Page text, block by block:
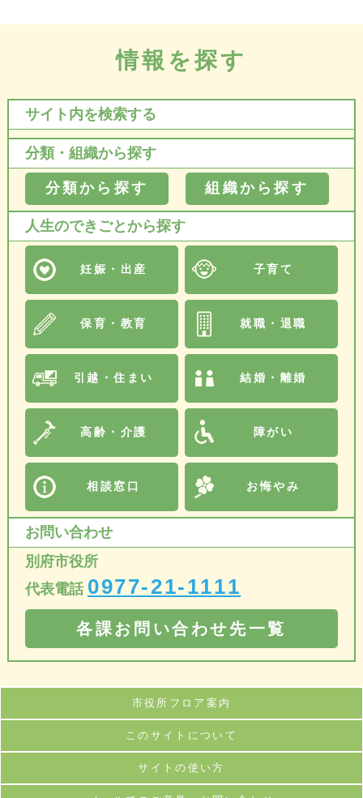
情報を探す
サイト内を検索する
分類・組織から探す
分類から探す 組織から探す
人生のできごとから探す
妊娠・出産 子育て
保育・教育 就職・退職
引越・住まい 結婚・離婚
高齢・介護 障がい
相談窓口 お悔やみ
お問い合わせ
別府市役所
代表電話 0977-21-1111
各課お問い合わせ先一覧
市役所フロア案内
このサイトについて
サイトの使い方